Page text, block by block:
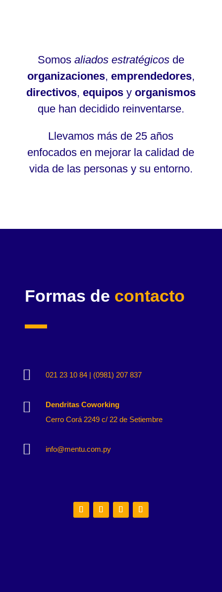
Somos aliados estratégicosde
organizaciones, emprendedores,
directivos, equiposy organismos
que han decidido reinventarse.
Llevamos más de 25 años
enfocados en mejorar la calidad de
vida de las personas y su entorno.
Formas de contacto
 021 23 10 84 | (0981) 207 837

Dendritas Coworking
Cerro Corá 2249 c/ 22 de Setiembre
 info@mentu.com.py